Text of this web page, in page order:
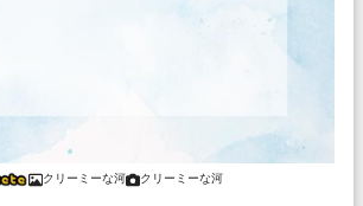
クリーミーな河 クリーミーな河